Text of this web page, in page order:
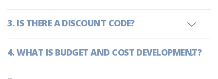
IS THERE A DISCOUNT CODE?
WHAT IS BUDGET AND COST DEVELOPMENT?